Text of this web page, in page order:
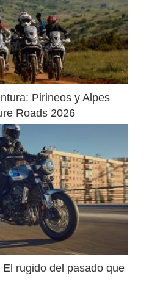
Pirineos y Alpes
Roads 2026
rugido del pasado que